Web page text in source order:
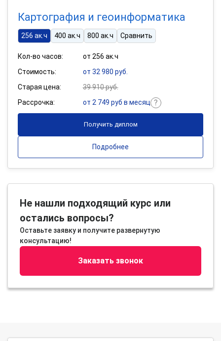
Картография и геоинформатика
256 ак.ч 400 ак.ч 800 ак.ч Сравнить
Кол-во часов:
от 256 ак.ч
Стоимость:
от 32 980 руб.
Старая цена:
39 910 руб.
Рассрочка:
от 2 749 руб в месяц
Получить диплом
Подробнее
Не нашли подходящий курс или
остались вопросы?
Оставьте заявку и получите развернутую
консультацию!
Заказать звонок